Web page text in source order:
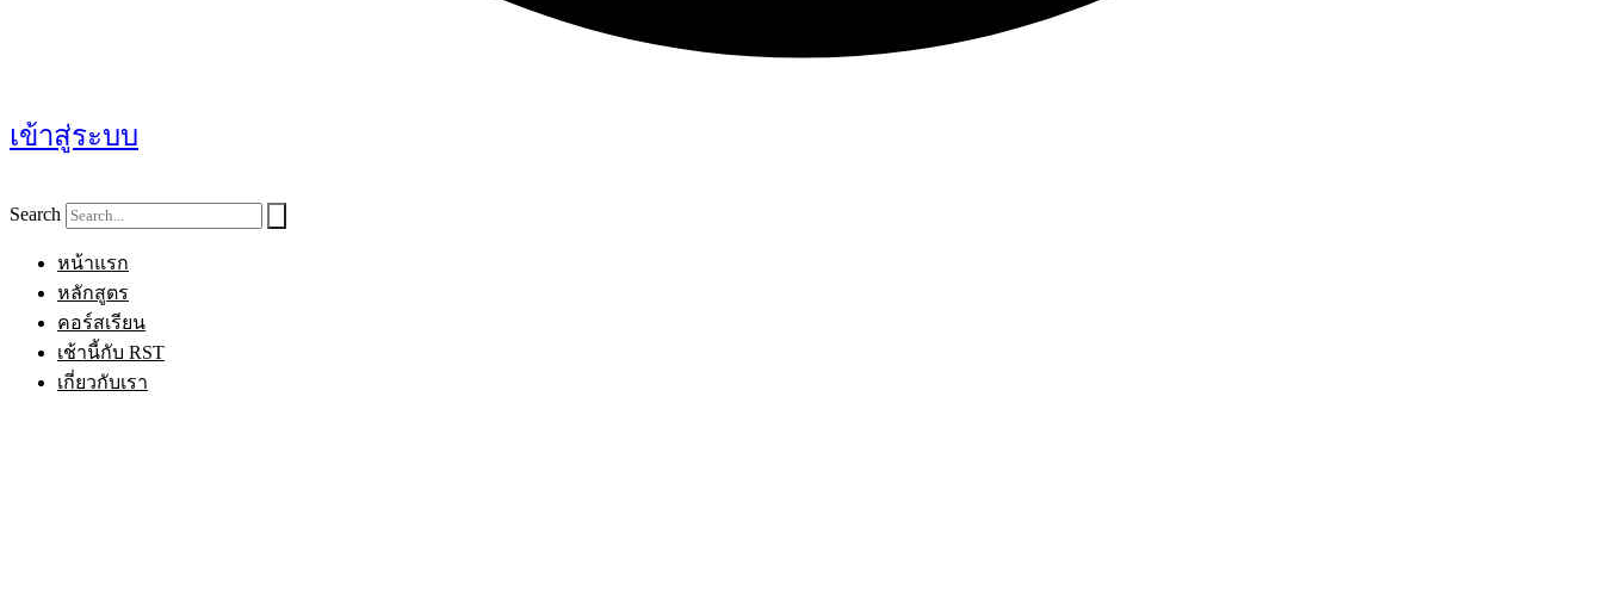
เข้าสู่ระบบ
Search
หน้าแรก
หลักสูตร
คอร์สเรียน
เช้านี้กับ RST
เกี่ยวกับเรา